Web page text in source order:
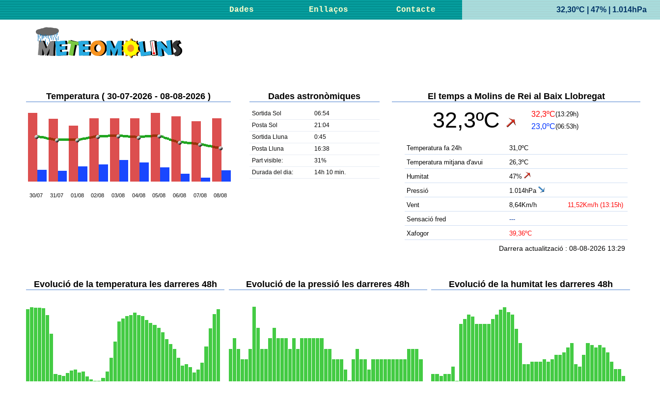
Dades Enllaços Contacte 32,30ºC | 47% | 1.014hPa
El temps a Molins de Rei al Baix Llobregat
32,3ºC 32,3ºC(13:29h)
23,0ºC(06:53h)
Temperatura fa 24h
31,0ºC
Temperatura mitjana d'avui
26,3ºC
Humitat
47%
Pressió
1.014hPa
Vent
8,64Km/h
11,52Km/h (13:15h)
Sensació fred
---
Xafogor
39,36ºC
Darrera actualització : 08-08-2026 13:29
Temperatura ( 30-07-2026 - 08-08-2026 )
30/07 31/07 01/08 02/08 03/08 04/08 05/08 06/08 07/08 08/08
Dades astronòmiques
Sortida Sol
06:54
Posta Sol
21:04
Sortida Lluna
0:45
Posta Lluna
16:38
Part visible:
31%
Durada del dia:
14h 10 min.
Evolució de la temperatura les darreres 48h Evolució de la pressió les darreres 48h Evolució de la humitat les darreres 48h